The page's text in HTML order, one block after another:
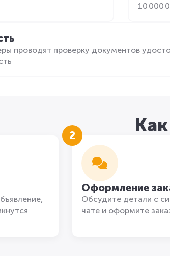
10 000
проводят проверку документов
2
Оформление
Обсудите детали с
чате и оформите